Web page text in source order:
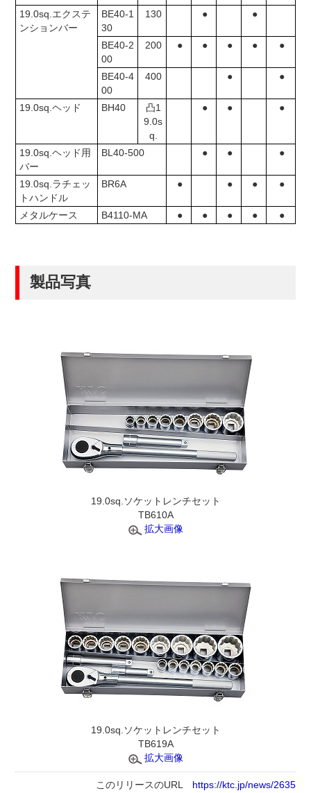
19.0sq.エクステ
ンションバー
BE40-1
30
130 ● ●
BE40-2
00
200 ● ● ● ● ●
BE40-4
00
400 ● ●
19.0sq.ヘッド BH40
凸1
9.0s
q.
● ● ●
19.0sq.ヘッド用
バー
BL40-500 ● ● ●
19.0sq.ラチェッ
トハンドル
BR6A ● ● ● ●
メタルケース B4110-MA ● ● ● ● ●
製品写真
19.0sq.ソケットレンチセット
TB610A
拡大画像
19.0sq.ソケットレンチセット
TB619A
拡大画像
このリリースのURL https://ktc.jp/news/2635